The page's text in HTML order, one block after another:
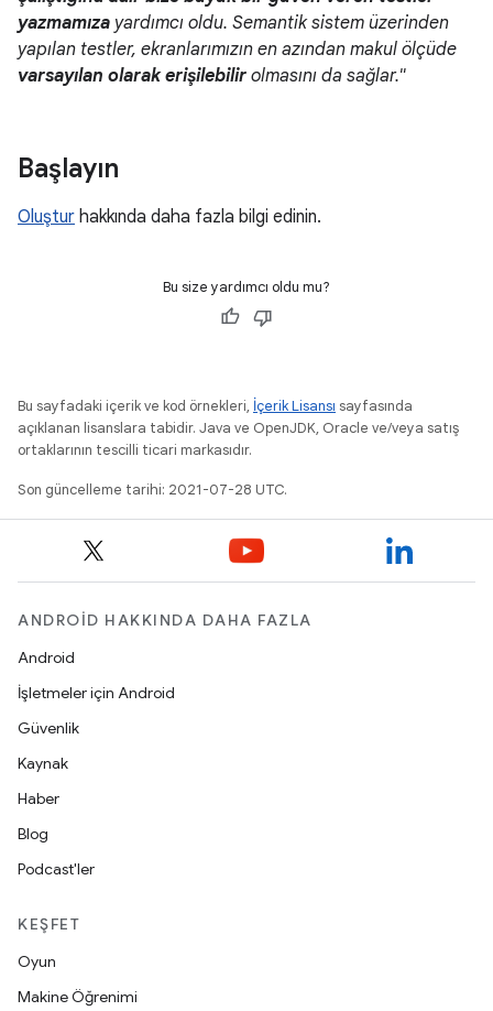
yazmamıza yardımcı oldu. Semantik sistem üzerinden
yapılan testler, ekranlarımızın en azından makul ölçüde
varsayılan olarak erişilebilir olmasını da sağlar."
Başlayın
Oluştur hakkında daha fazla bilgi edinin.
Bu size yardımcı oldu mu?
Bu sayfadaki içerik ve kod örnekleri, İçerik Lisansı sayfasında
açıklanan lisanslara tabidir. Java ve OpenJDK, Oracle ve/veya satış
ortaklarının tescilli ticari markasıdır.
Son güncelleme tarihi: 2021-07-28 UTC.
ANDROID HAKKINDA DAHA FAZLA
Android
İşletmeler için Android
Güvenlik
Kaynak
Haber
Blog
Podcast'ler
KEŞFET
Oyun
Makine Öğrenimi